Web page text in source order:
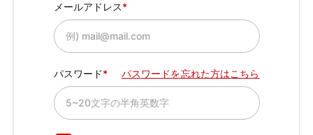
メールアドレス
パスワード パスワードを忘れた方はこちら